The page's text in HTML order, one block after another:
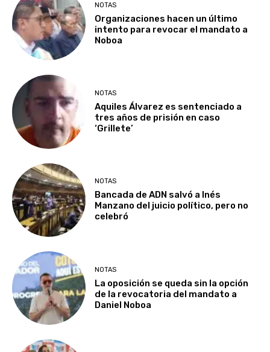
NOTAS
Organizaciones hacen un último
intento para revocar el mandato a
Noboa
NOTAS
Aquiles Álvarez es sentenciado a
tres años de prisión en caso
‘Grillete’
NOTAS
Bancada de ADN salvó a Inés
Manzano del juicio político, pero no
celebró
NOTAS
La oposición se queda sin la opción
de la revocatoria del mandato a
Daniel Noboa